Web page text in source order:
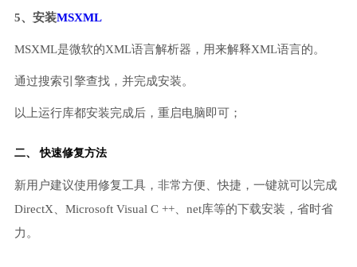
5、安装MSXML
MSXML是微软的XML语言解析器，用来解释XML语言的。
通过搜索引擎查找，并完成安装。
以上运行库都安装完成后，重启电脑即可；
二、 快速修复方法
新用户建议使用修复工具，非常方便、快捷，一键就可以完成
DirectX、Microsoft Visual C ++、net库等的下载安装，省时省
力。